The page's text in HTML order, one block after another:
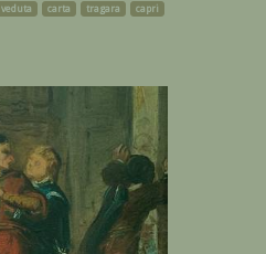
veduta carta tragara capri